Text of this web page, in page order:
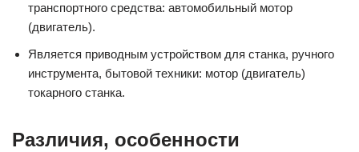
транспортного средства: автомобильный мотор
(двигатель).
Является приводным устройством для станка, ручного
инструмента, бытовой техники: мотор (двигатель)
токарного станка.
Различия, особенности